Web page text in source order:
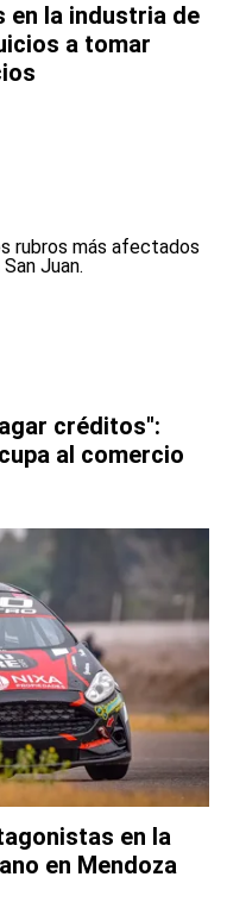
en la industria de
a tomar
créditos":
al comercio
en la
en Mendoza